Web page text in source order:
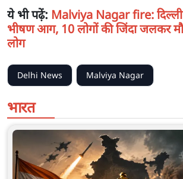
ये भी पढ़ें: Malviya Nagar fire: दिल्ली
भीषण आग, 10 लोगों की जिंदा जलकर
लोग
Delhi News Malviya Nagar
भारत